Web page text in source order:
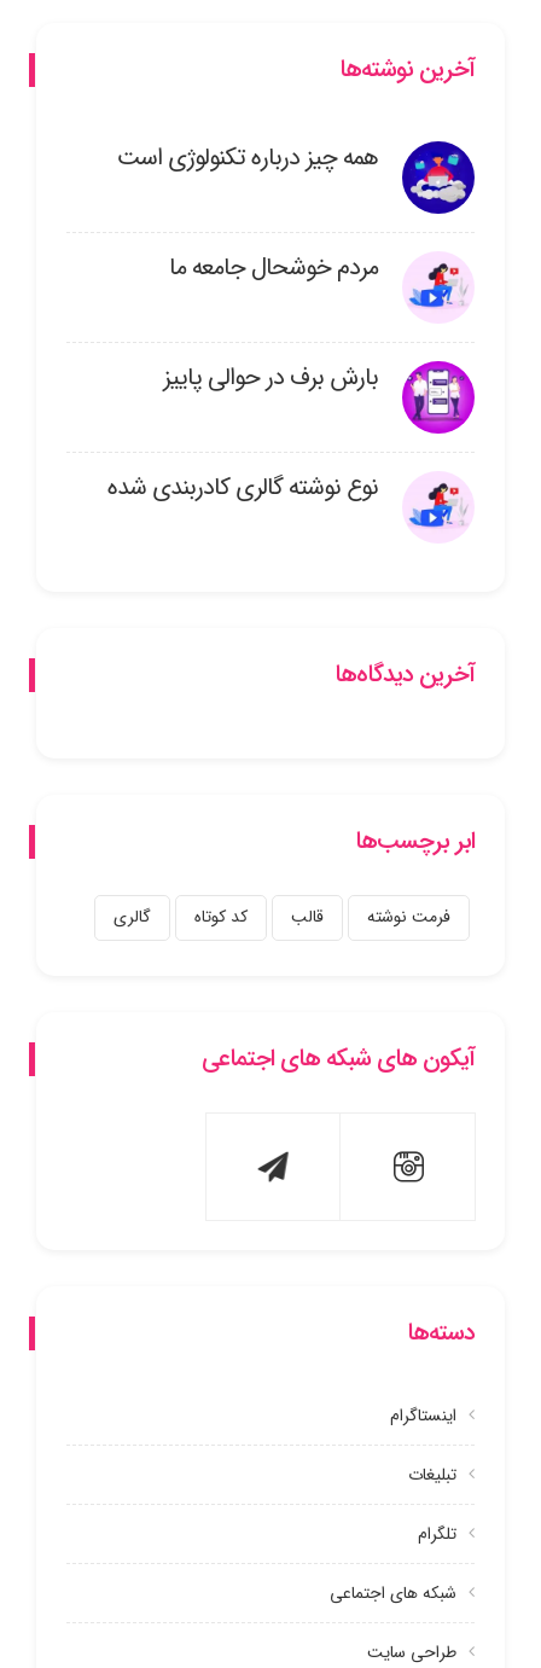
آخرین نوشته‌ها
همه چیز درباره تکنولوژی است
مردم خوشحال جامعه ما
بارش برف در حوالی پاییز
نوع نوشته گالری کادربندی شده
آخرین دیدگاه‌ها
ابر برچسب‌ها
فرمت نوشته قالب کد کوتاه گالری
آیکون های شبکه های اجتماعی
دسته‌ها
اینستاگرام
تبلیغات
تلگرام
شبکه های اجتماعی
طراحی سایت